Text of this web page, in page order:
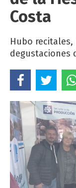
Costa
Hubo
degustaciones